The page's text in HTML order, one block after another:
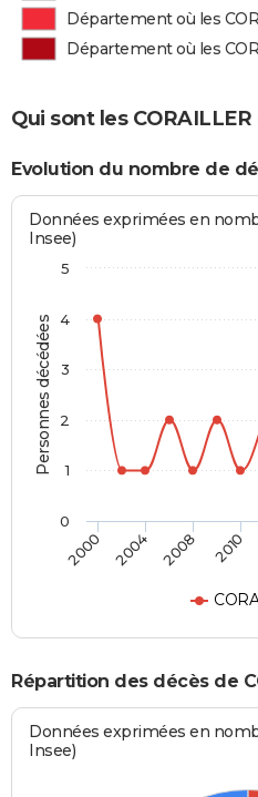
Département où les
Département où les
Qui sont les
Evolution du nombre de
Personnes décédées
Données exprimées en
Insee)
2000 2004 2008 2010
0
1
2
3
4
5
Répartition des décès de
Données exprimées en
Insee)